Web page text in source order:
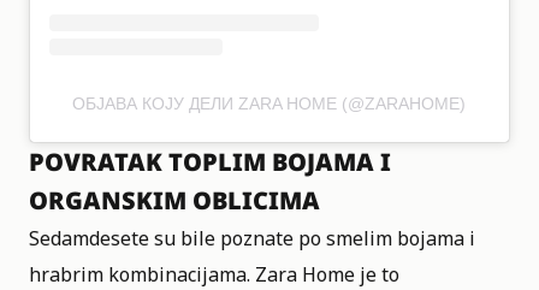
ОБЈАВА КОЈУ ДЕЛИ ZARA HOME (@ZARAHOME)
POVRATAK TOPLIM BOJAMA I
ORGANSKIM OBLICIMA
Sedamdesete su bile poznate po smelim bojama i
hrabrim kombinacijama. Zara Home je to